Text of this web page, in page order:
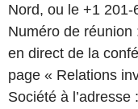
Nord, ou le +1 201-
Numéro de
en direct de la
page « Relations
Société à l’adresse :